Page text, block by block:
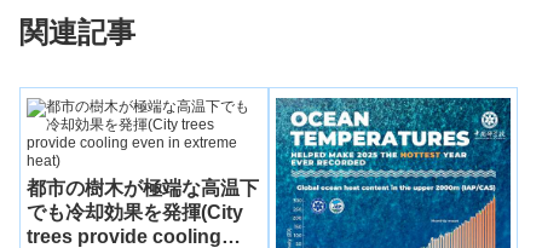
関連記事
都市の樹木が極端な高温下
でも冷却効果を発揮(City
trees provide cooling